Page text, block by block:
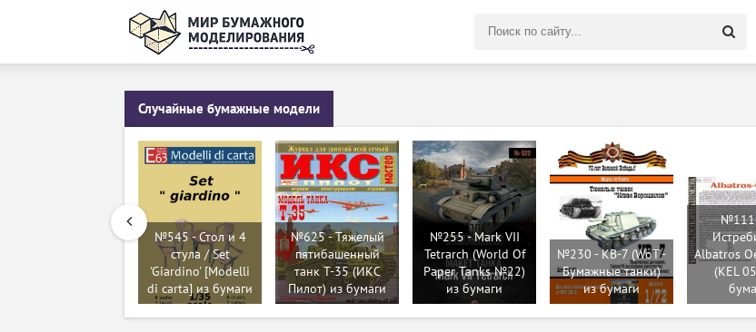
Случайные бумажные модели
№545 - Стол и 4
стула / Set
'Giardino' [Modelli
di carta] из бумаги
№625 - Тяжелый
пятибашенный
танк Т-35 (ИКС
Пилот) из бумаги
№255 - Mark VII
Tetrarch (World Of
Paper Tanks №22)
из бумаги
№230 - КВ-7 (WoT -
Бумажные танки)
из бумаги
Albatros
(KEL